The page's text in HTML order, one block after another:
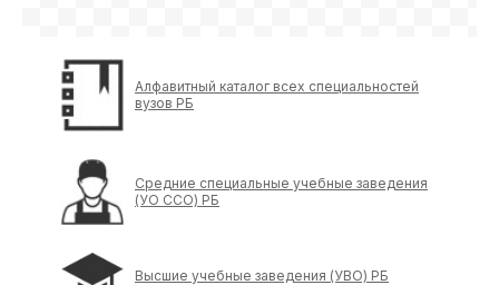
Алфавитный каталог всех специальностей
вузов РБ
Средние специальные учебные заведения
(УО ССО) РБ
Высшие учебные заведения (УВО) РБ